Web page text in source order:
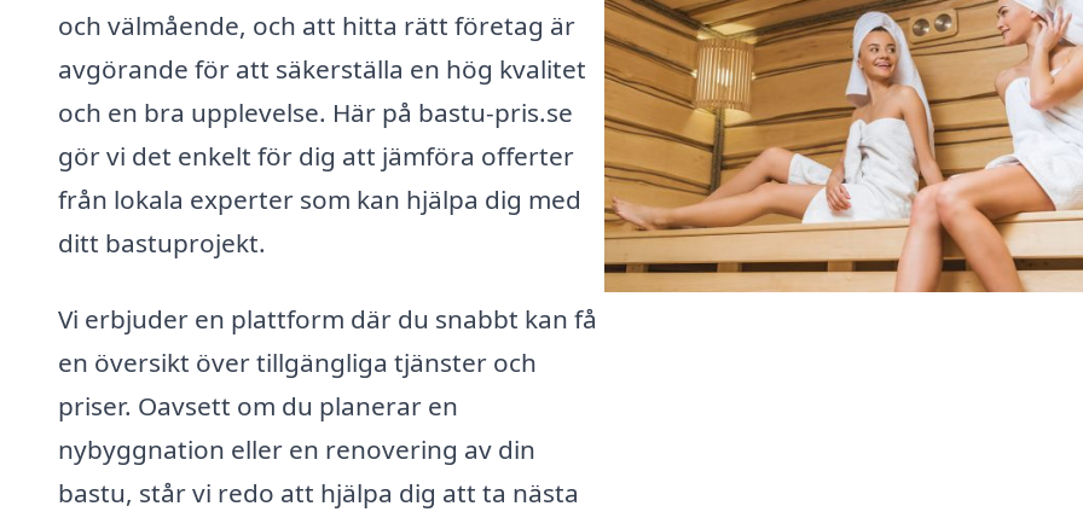
och välmående, och att hitta rätt företag är
avgörande för att säkerställa en hög kvalitet
och en bra upplevelse. Här på bastu-pris.se
gör vi det enkelt för dig att jämföra offerter
från lokala experter som kan hjälpa dig med
ditt bastuprojekt.
Vi erbjuder en plattform där du snabbt kan få
en översikt över tillgängliga tjänster och
priser. Oavsett om du planerar en
nybyggnation eller en renovering av din
bastu, står vi redo att hjälpa dig att ta nästa